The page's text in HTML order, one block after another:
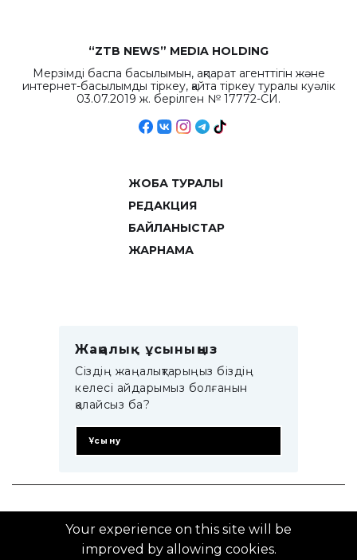
“ZTB NEWS” MEDIA HOLDING
Мерзімді баспа басылымын, ақпарат агенттігін және
интернет-басылымды тіркеу, қайта тіркеу туралы куәлік
03.07.2019 ж. берілген № 17772-СИ.
ЖОБА ТУРАЛЫ
РЕДАКЦИЯ
БАЙЛАНЫСТАР
ЖАРНАМА
Жаңалық ұсыныңыз
Сіздің жаңалықтарыңыз біздің
келесі айдарымыз болғанын
қалайсыз ба?
Ұсыну
© 2014–2025 ZTB.KZ
Your experience on this site will be
improved by allowing cookies.